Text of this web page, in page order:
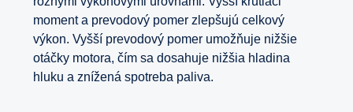
moment a prevodový pomer zlepšujú celkový
výkon. Vyšší prevodový pomer umožňuje nižšie
otáčky motora, čím sa dosahuje nižšia hladina
hluku a znížená spotreba paliva.